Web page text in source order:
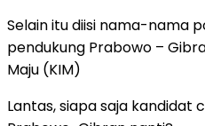
Selain itu diisi nama-nama
pendukung Prabowo –
Maju (KIM)
Lantas, siapa saja kandidat